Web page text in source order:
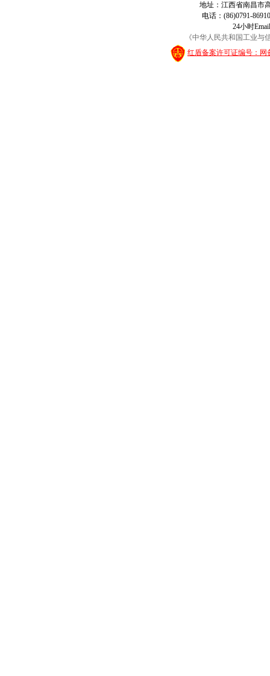
地址：江西省南昌市
电话：(86)0791-
24小时
《中华人民共和国工业与
红盾备案许可证编号：网